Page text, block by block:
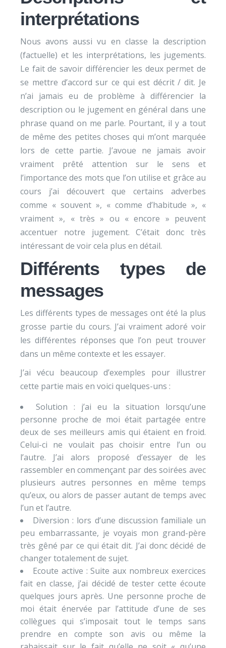
interprétations
Nous avons aussi vu en classe la description
(factuelle) et les interprétations, les jugements.
Le fait de savoir différencier les deux permet de
se mettre d’accord sur ce qui est décrit / dit. Je
n’ai jamais eu de problème à différencier la
description ou le jugement en général dans une
phrase quand on me parle. Pourtant, il y a tout
de même des petites choses qui m’ont marquée
lors de cette partie. J’avoue ne jamais avoir
vraiment prêté attention sur le sens et
l’importance des mots que l’on utilise et grâce au
cours j’ai découvert que certains adverbes
comme « souvent », « comme d’habitude », «
vraiment », « très » ou « encore » peuvent
accentuer notre jugement. C’était donc très
intéressant de voir cela plus en détail.
Différents types de
messages
Les différents types de messages ont été la plus
grosse partie du cours. J’ai vraiment adoré voir
les différentes réponses que l’on peut trouver
dans un même contexte et les essayer.
J’ai vécu beaucoup d’exemples pour illustrer
cette partie mais en voici quelques-uns :
Solution : j’ai eu la situation lorsqu’une
personne proche de moi était partagée entre
deux de ses meilleurs amis qui étaient en froid.
Celui-ci ne voulait pas choisir entre l’un ou
l’autre. J’ai alors proposé d’essayer de les
rassembler en commençant par des soirées avec
plusieurs autres personnes en même temps
qu’eux, ou alors de passer autant de temps avec
l’un et l’autre.
Diversion : lors d’une discussion familiale un
peu embarrassante, je voyais mon grand-père
très gêné par ce qui était dit. J’ai donc décidé de
changer totalement de sujet.
Ecoute active : Suite aux nombreux exercices
fait en classe, j’ai décidé de tester cette écoute
quelques jours après. Une personne proche de
moi était énervée par l’attitude d’une de ses
collègues qui s’imposait tout le temps sans
prendre en compte son avis ou même la